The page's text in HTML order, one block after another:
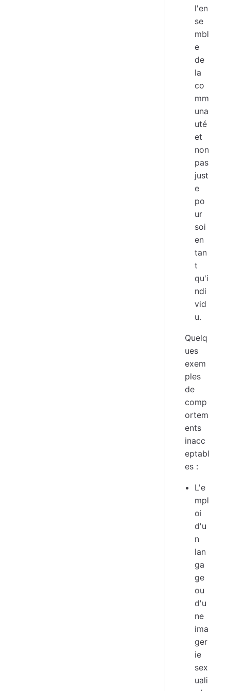
l'en
se
mbl
e
de
la
co
mm
una
uté
et
non
pas
just
e
po
ur
soi
en
tan
t
qu'i
ndi
vid
u.
Quelq
ues
exem
ples
de
comp
ortem
ents
inacc
eptabl
es :
L'e
mpl
oi
d'u
n
lan
ga
ge
ou
d'u
ne
ima
ger
ie
sex
uali